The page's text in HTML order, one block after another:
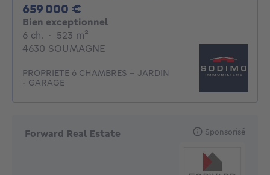
659 000 €
Bien exceptionnel
6 ch. 6 chambres
· 523 m²
4630 SOUMAGNE
PROPRIETE 6 CHAMBRES - JARDIN
- GARAGE
Forward Real Estate Sponsorisé